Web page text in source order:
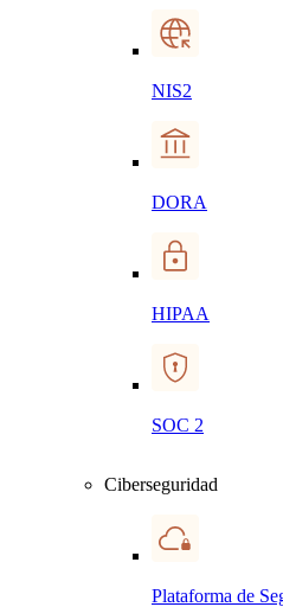
NIS2
DORA
HIPAA
SOC 2
Ciberseguridad
Plataforma de